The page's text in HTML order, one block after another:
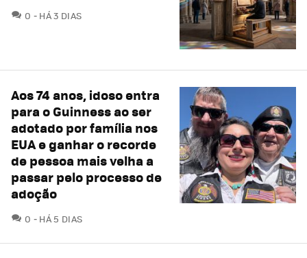
0 COMENTÁRIOS
HÁ 3 DIAS
Aos 74 anos, idoso entra
para o Guinness ao ser
adotado por família nos
EUA e ganhar o recorde
de pessoa mais velha a
passar pelo processo de
adoção
0 COMENTÁRIOS
HÁ 5 DIAS